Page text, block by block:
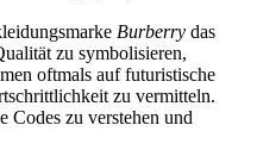
Burberry das
zu symbolisieren,
oftmals auf futuristische
zu vermitteln.
Codes zu verstehen und